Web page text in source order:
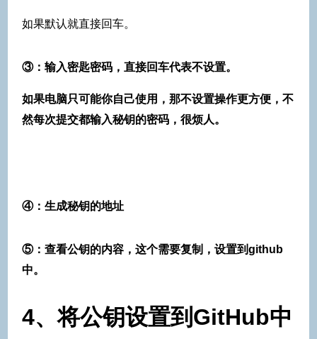
如果默认就直接回车。
③：输入密匙密码，直接回车代表不设置。
如果电脑只可能你自己使用，那不设置操作更方便，不
然每次提交都输入秘钥的密码，很烦人。
④：生成秘钥的地址
⑤：查看公钥的内容，这个需要复制，设置到github
中。
4、将公钥设置到GitHub中